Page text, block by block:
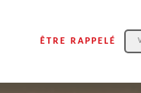
ÊTRE RAPPELÉ